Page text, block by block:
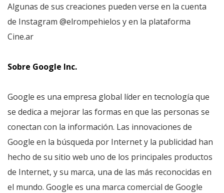
Algunas de sus creaciones pueden verse en la cuenta
de Instagram @elrompehielos y en la plataforma
Cine.ar
Sobre Google Inc.
Google es una empresa global líder en tecnología que
se dedica a mejorar las formas en que las personas se
conectan con la información. Las innovaciones de
Google en la búsqueda por Internet y la publicidad han
hecho de su sitio web uno de los principales productos
de Internet, y su marca, una de las más reconocidas en
el mundo. Google es una marca comercial de Google